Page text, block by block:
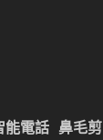
能電話 鼻毛剪